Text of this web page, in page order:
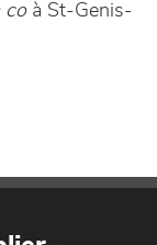
coà St-Genis-